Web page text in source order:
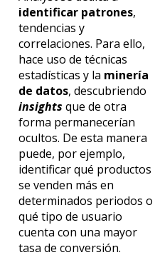
identificar patrones,
tendencias y
correlaciones. Para ello,
hace uso de técnicas
estadísticas y la minería
de datos, descubriendo
insights que de otra
forma permanecerían
ocultos. De esta manera
puede, por ejemplo,
identificar qué productos
se venden más en
determinados periodos o
qué tipo de usuario
cuenta con una mayor
tasa de conversión.